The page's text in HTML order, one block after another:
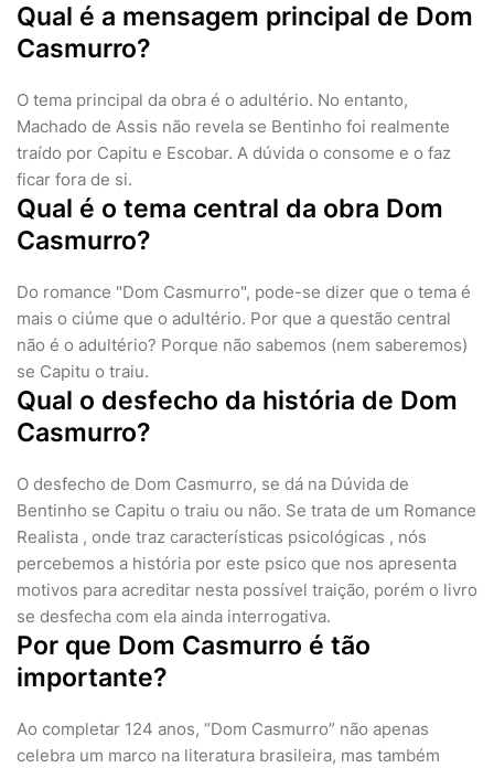
Qual é a mensagem principal de Dom
Casmurro?
O tema principal da obra é o adultério. No entanto,
Machado de Assis não revela se Bentinho foi realmente
traído por Capitu e Escobar. A dúvida o consome e o faz
ficar fora de si.
Qual é o tema central da obra Dom
Casmurro?
Do romance "Dom Casmurro", pode-se dizer que o tema é
mais o ciúme que o adultério. Por que a questão central
não é o adultério? Porque não sabemos (nem saberemos)
se Capitu o traiu.
Qual o desfecho da história de Dom
Casmurro?
O desfecho de Dom Casmurro, se dá na Dúvida de
Bentinho se Capitu o traiu ou não. Se trata de um Romance
Realista , onde traz características psicológicas , nós
percebemos a história por este psico que nos apresenta
motivos para acreditar nesta possível traição, porém o livro
se desfecha com ela ainda interrogativa.
Por que Dom Casmurro é tão
importante?
Ao completar 124 anos, “Dom Casmurro” não apenas
celebra um marco na literatura brasileira, mas também